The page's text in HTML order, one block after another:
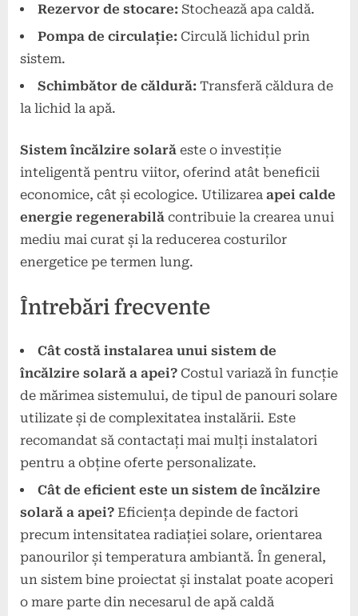
Rezervor de stocare: Stochează apa caldă.
Pompa de circulație: Circulă lichidul prin
sistem.
Schimbător de căldură: Transferă căldura de
la lichid la apă.
Sistem încălzire solară este o investiție
inteligentă pentru viitor, oferind atât beneficii
economice, cât și ecologice. Utilizarea apei calde
energie regenerabilă contribuie la crearea unui
mediu mai curat și la reducerea costurilor
energetice pe termen lung.
Întrebări frecvente
Cât costă instalarea unui sistem de
încălzire solară a apei? Costul variază în funcție
de mărimea sistemului, de tipul de panouri solare
utilizate și de complexitatea instalării. Este
recomandat să contactați mai mulți instalatori
pentru a obține oferte personalizate.
Cât de eficient este un sistem de încălzire
solară a apei? Eficiența depinde de factori
precum intensitatea radiației solare, orientarea
panourilor și temperatura ambiantă. În general,
un sistem bine proiectat și instalat poate acoperi
o mare parte din necesarul de apă caldă